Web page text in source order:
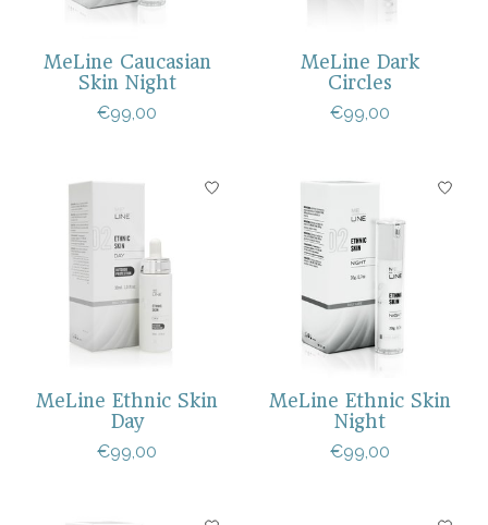
MeLine Caucasian
Skin Night
€99,00
MeLine Dark
Circles
€99,00
MeLine Ethnic Skin
Day
€99,00
MeLine Ethnic Skin
Night
€99,00